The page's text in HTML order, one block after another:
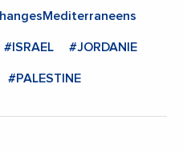
#ISRAEL #JORDANIE
#PALESTINE